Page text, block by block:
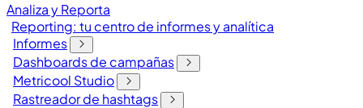
Analiza y Reporta
Reporting: tu centro de informes y analítica
Informes
Dashboards de campañas
Metricool Studio
Rastreador de hashtags